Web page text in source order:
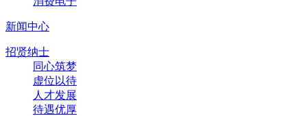
新闻中心
招贤纳士
同心筑梦
虚位以待
人才发展
待遇优厚